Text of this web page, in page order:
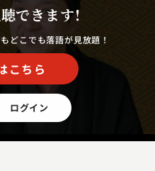
できます!
どこでも落語が見放題！
こちら
ログイン